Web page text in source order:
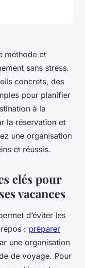
méthode et
sans stress.
concrets, des
pour planifier
à la
la réservation et
une organisation
et réussis.
clés pour
vacances
d’éviter les
: préparer
une organisation
de voyage. Pour